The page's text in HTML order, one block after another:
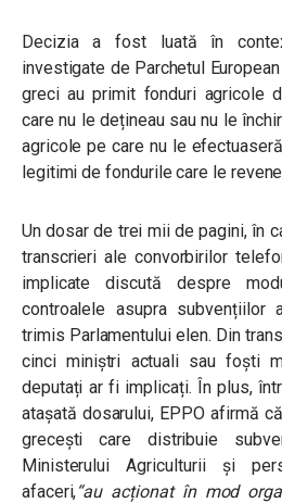
Decizia a fost luată în
investigate de Parchetul
greci au primit fonduri agricole
care nu le dețineau sau nu le
agricole pe care nu le
legitimi de fondurile care le
Un dosar de trei mii de pagini, în
transcrieri ale convorbirilor
implicate discută despre
controalele asupra
trimis Parlamentului elen. Din
cinci miniștri actuali sau foști
deputați ar fi implicați. În plus,
atașată dosarului, EPPO afirmă
grecești care distribuie
Ministerului Agriculturii și
afaceri,“au acționat în mod